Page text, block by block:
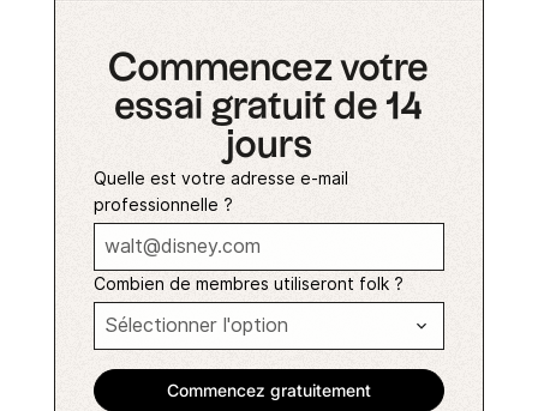
Commencez votre
essai gratuit de 14
jours
Quelle est votre adresse e-mail
professionnelle ?
Combien de membres utiliseront folk ?